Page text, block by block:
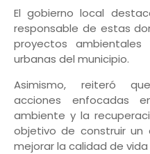
El gobierno local
responsable de estas
proyectos
urbanas del municipio.
Asimismo, reiteró
acciones enfocadas
ambiente y la
objetivo de construir
mejorar la calidad de